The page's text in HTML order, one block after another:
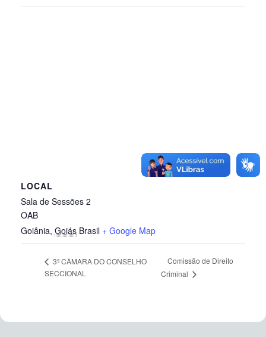
LOCAL
Sala de Sessões 2
OAB
Goiânia, Goiás Brasil + Google Map
3ª CÂMARA DO CONSELHO
SECCIONAL
Comissão de Direito
Criminal